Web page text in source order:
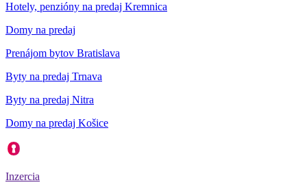
Hotely, penzióny na predaj Kremnica
Domy na predaj
Prenájom bytov Bratislava
Byty na predaj Trnava
Byty na predaj Nitra
Domy na predaj Košice
Inzercia